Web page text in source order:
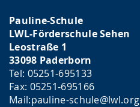
Pauline-Schule
LWL-Förderschule Sehen
Leostraße 1
33098 Paderborn
Tel: 05251-695133
Fax: 05251-695166
Mail:pauline-schule@lwl.org